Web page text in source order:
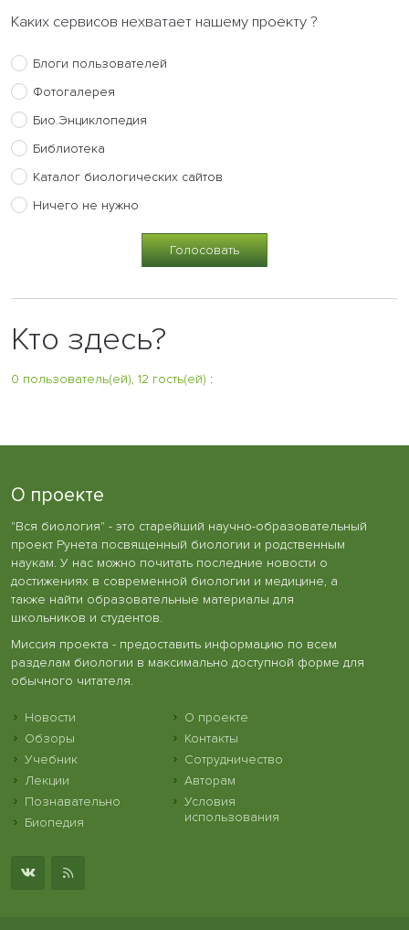
Каких сервисов нехватает нашему проекту ?
Блоги пользователей
Фотогалерея
Био.Энциклопедия
Библиотека
Каталог биологических сайтов
Ничего не нужно
Кто здесь?
0 пользователь(ей), 12 гость(ей) :
О проекте
"Вся биология" - это старейший научно-образовательный
проект Рунета посвященный биологии и родственным
наукам. У нас можно почитать последние новости о
достижениях в современной биологии и медицине, а
также найти образовательные материалы для
школьников и студентов.
Миссия проекта - предоставить информацию по всем
разделам биологии в максимально доступной форме для
обычного читателя.
Новости
Обзоры
Учебник
Лекции
Познавательно
Биопедия
О проекте
Контакты
Сотрудничество
Авторам
Условия
использования